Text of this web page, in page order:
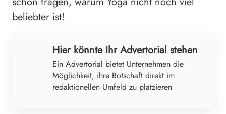
beliebter ist!
Hier könnte Ihr Advertorial stehen
Ein Advertorial bietet Unternehmen die
Möglichkeit, ihre Botschaft direkt im
redaktionellen Umfeld zu platzieren